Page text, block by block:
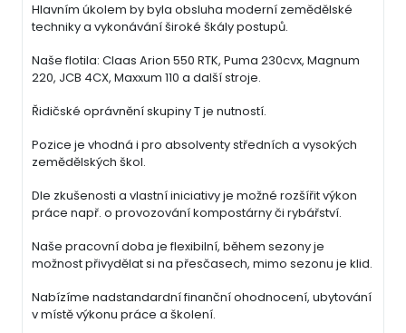
Hlavním úkolem by byla obsluha moderní zemědělské
techniky a vykonávání široké škály postupů.
Naše flotila: Claas Arion 550 RTK, Puma 230cvx, Magnum
220, JCB 4CX, Maxxum 110 a další stroje.
Řidičské oprávnění skupiny T je nutností.
Pozice je vhodná i pro absolventy středních a vysokých
zemědělských škol.
Dle zkušenosti a vlastní iniciativy je možné rozšířit výkon
práce např. o provozování kompostárny či rybářství.
Naše pracovní doba je flexibilní, během sezony je
možnost přivydělat si na přesčasech, mimo sezonu je klid.
Nabízíme nadstandardní finanční ohodnocení, ubytování
v místě výkonu práce a školení.